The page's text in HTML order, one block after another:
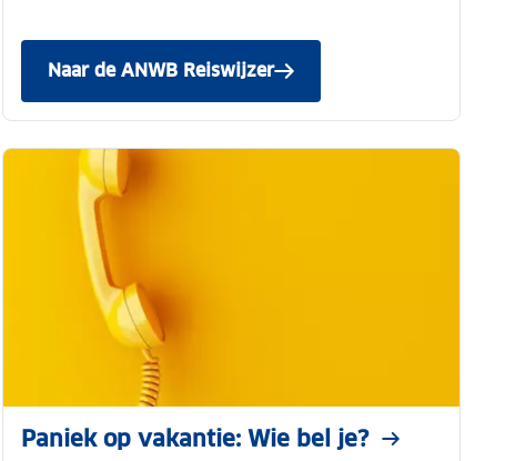
Naar de ANWB Reiswijzer
Paniek op vakantie: Wie bel je?